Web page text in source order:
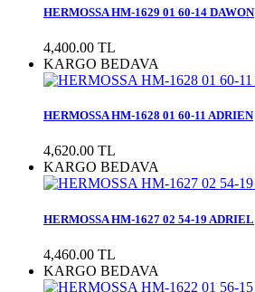
HERMOSSA HM-1629 01 60-14 DAWON
4,400.00 TL
KARGO BEDAVA
HERMOSSA HM-1628 01 60-11 ADRIEN
4,620.00 TL
KARGO BEDAVA
HERMOSSA HM-1627 02 54-19 ADRIEL
4,460.00 TL
KARGO BEDAVA